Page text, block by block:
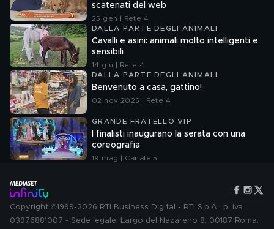
scatenati del web
25 gen | Rete 4
DALLA PARTE DEGLI ANIMALI
Cavalli e asini: animali molto intelligenti e
sensibili
14 giu | Rete 4
DALLA PARTE DEGLI ANIMALI
Benvenuto a casa, gattino!
02 nov 2025 | Rete 4
GRANDE FRATELLO VIP
I finalisti inaugurano la serata con una
coreografia
19 mag | Canale 5
Copyright ©1999-2026 RTI Business Digital - RTI S.p.A.: p. iva
03976881007 - Sede legale: Largo del Nazareno 8, 00187 Roma.